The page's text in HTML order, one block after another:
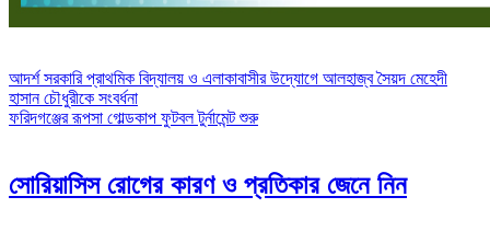
Post
navigation
আদর্শ সরকারি প্রাথমিক বিদ্যালয় ও এলাকাবাসীর উদ্যোগে আলহাজ্ব সৈয়দ মেহেদী
হাসান চৌধুরীকে সংবর্ধনা
ফরিদগঞ্জের রূপসা গোল্ডকাপ ফুটবল টুর্নামেন্ট শুরু
সোরিয়াসিস রোগের কারণ ও প্রতিকার জেনে নিন